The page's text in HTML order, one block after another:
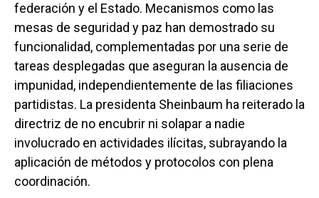
federación y el Estado. Mecanismos como las
mesas de seguridad y paz han demostrado su
funcionalidad, complementadas por una serie de
tareas desplegadas que aseguran la ausencia de
impunidad, independientemente de las filiaciones
partidistas. La presidenta Sheinbaum ha reiterado la
directriz de no encubrir ni solapar a nadie
involucrado en actividades ilícitas, subrayando la
aplicación de métodos y protocolos con plena
coordinación.